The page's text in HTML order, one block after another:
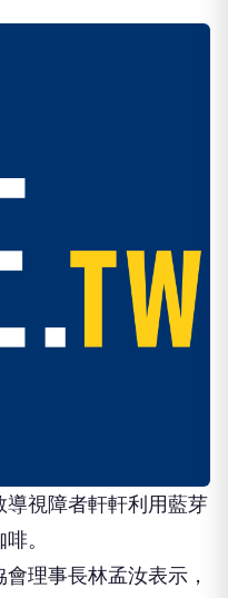
視障者軒軒利用藍芽
。
理事長林孟汝表示，